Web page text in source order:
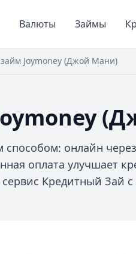
Валюты Займы
Joymoney (Джой Мани)
онлайн
оплата улучшает
Кредитный Зай